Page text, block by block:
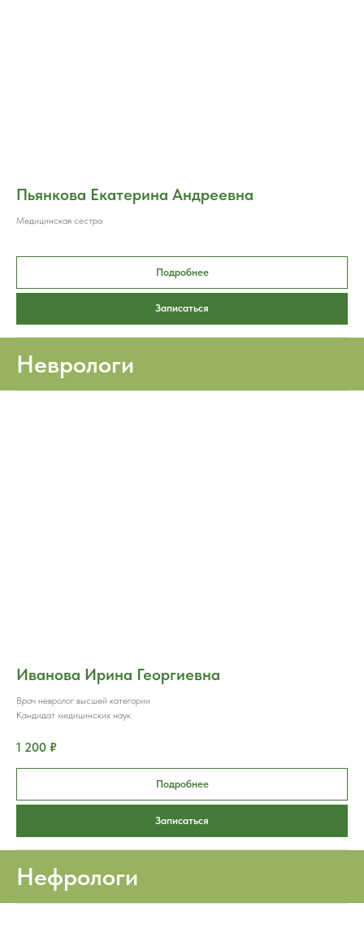
Пьянкова Екатерина Андреевна
Медицинская сестра
Подробнее
Записаться
Неврологи
Иванова Ирина Георгиевна
Врач невролог высшей категории
Кандидат медицинских наук
1 200 ₽
Подробнее
Записаться
Нефрологи